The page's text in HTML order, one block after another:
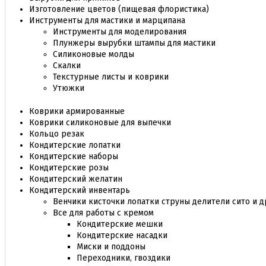
Изготовление цветов (пищевая флористика)
Инструменты для мастики и марципана
Инструменты для моделирования
Плунжеры вырубки штампы для мастики
Силиконовые молды
Скалки
Текстурные листы и коврики
Утюжки
Коврики армированные
Коврики силиконовые для выпечки
Кольцо резак
Кондитерские лопатки
Кондитерские наборы
Кондитерские розы
Кондитерский желатин
Кондитерский инвентарь
Венчики кисточки лопатки струны делители сито и
Все для работы с кремом
Кондитерские мешки
Кондитерские насадки
Миски и поддоны
Переходники, гвоздики